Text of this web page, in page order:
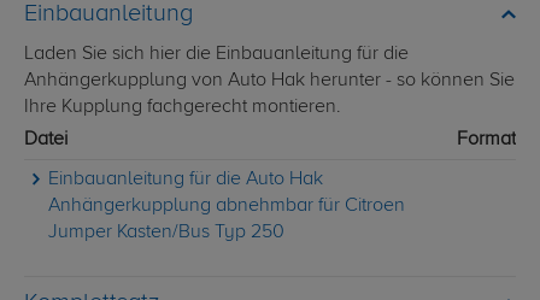
Einbauanleitung
Laden Sie sich hier die Einbauanleitung für die
Anhängerkupplung von Auto Hak herunter - so können Sie
Ihre Kupplung fachgerecht montieren.
Datei
Format
Einbauanleitung für die Auto Hak
Anhängerkupplung abnehmbar für Citroen
Jumper Kasten/Bus Typ 250